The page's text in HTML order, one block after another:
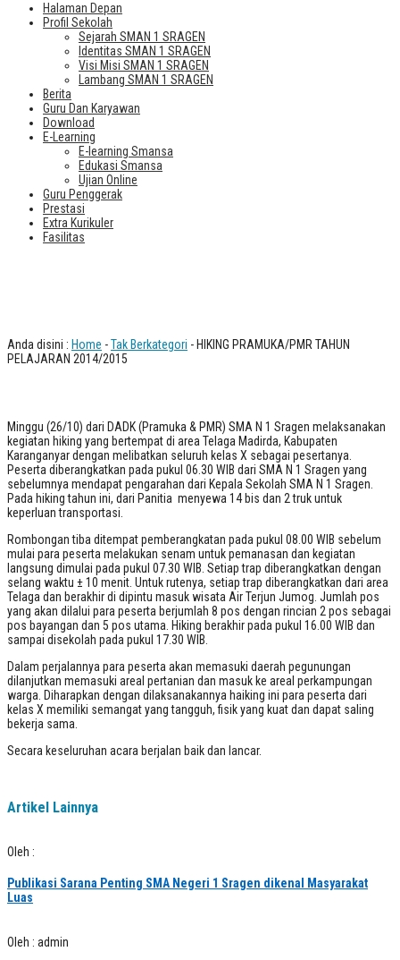
Halaman Depan
Profil Sekolah
Sejarah SMAN 1 SRAGEN
Identitas SMAN 1 SRAGEN
Visi Misi SMAN 1 SRAGEN
Lambang SMAN 1 SRAGEN
Berita
Guru Dan Karyawan
Download
E-Learning
E-learning Smansa
Edukasi Smansa
Ujian Online
Guru Penggerak
Prestasi
Extra Kurikuler
Fasilitas
Anda disini : Home -Tak Berkategori - HIKING PRAMUKA/PMR TAHUN
PELAJARAN 2014/2015
Minggu (26/10) dari DADK (Pramuka & PMR) SMA N 1 Sragen melaksanakan
kegiatan hiking yang bertempat di area Telaga Madirda, Kabupaten
Karanganyar dengan melibatkan seluruh kelas X sebagai pesertanya.
Peserta diberangkatkan pada pukul 06.30 WIB dari SMA N 1 Sragen yang
sebelumnya mendapat pengarahan dari Kepala Sekolah SMA N 1 Sragen.
Pada hiking tahun ini, dari Panitia menyewa 14 bis dan 2 truk untuk
keperluan transportasi.
Rombongan tiba ditempat pemberangkatan pada pukul 08.00 WIB sebelum
mulai para peserta melakukan senam untuk pemanasan dan kegiatan
langsung dimulai pada pukul 07.30 WIB. Setiap trap diberangkatkan dengan
selang waktu ± 10 menit. Untuk rutenya, setiap trap diberangkatkan dari area
Telaga dan berakhir di dipintu masuk wisata Air Terjun Jumog. Jumlah pos
yang akan dilalui para peserta berjumlah 8 pos dengan rincian 2 pos sebagai
pos bayangan dan 5 pos utama. Hiking berakhir pada pukul 16.00 WIB dan
sampai disekolah pada pukul 17.30 WIB.
Dalam perjalannya para peserta akan memasuki daerah pegunungan
dilanjutkan memasuki areal pertanian dan masuk ke areal perkampungan
warga. Diharapkan dengan dilaksanakannya haiking ini para peserta dari
kelas X memiliki semangat yang tangguh, fisik yang kuat dan dapat saling
bekerja sama.
Secara keseluruhan acara berjalan baik dan lancar.
Artikel Lainnya
Oleh :
Publikasi Sarana Penting SMA Negeri 1 Sragen dikenal Masyarakat
Luas
Oleh : admin